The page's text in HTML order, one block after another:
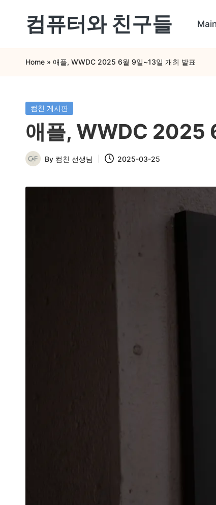
to
content
컴퓨터와 친구들
컴
퓨
와
스
트
Main
Home » 애플, WWDC 2025 6월 9일~13일 개최 발표
Posted
컴친 게시판
애플, WWDC 2025
Posted
By 컴친 선생님 2025-03-25